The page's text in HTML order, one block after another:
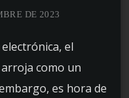
DE 2023
el
como un
es hora de